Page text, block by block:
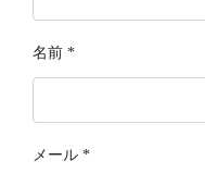
名前 *
メール *